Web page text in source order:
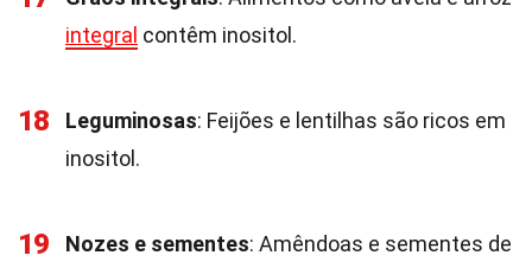
integral contêm inositol.
18 Leguminosas: Feijões e lentilhas são ricos em
inositol.
19 Nozes e sementes: Amêndoas e sementes de